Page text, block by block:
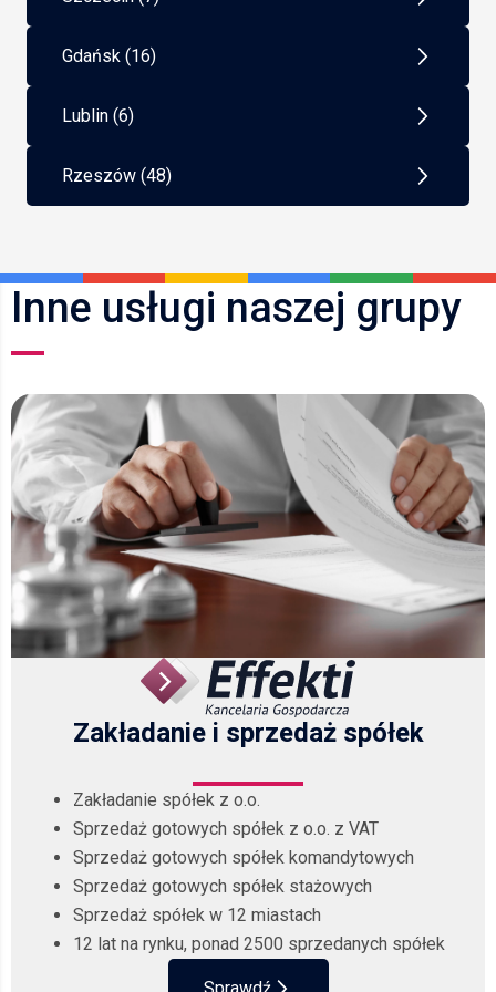
Gdańsk (16)
Lublin (6)
Rzeszów (48)
Inne usługi naszej grupy
Zakładanie i sprzedaż spółek
Zakładanie spółek z o.o.
Sprzedaż gotowych spółek z o.o. z VAT
Sprzedaż gotowych spółek komandytowych
Sprzedaż gotowych spółek stażowych
Sprzedaż spółek w 12 miastach
12 lat na rynku, ponad 2500 sprzedanych spółek